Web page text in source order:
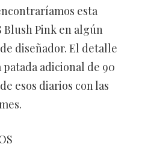
esta
Blush Pink en algún
diseñador. El detalle
adicional de 90
esos diarios con las